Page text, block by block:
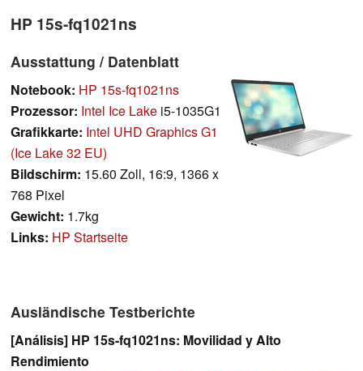
HP 15s-fq1021ns
Ausstattung / Datenblatt
Notebook: HP 15s-fq1021ns
Prozessor: Intel Ice Lake i5-1035G1
Grafikkarte: Intel UHD Graphics G1
(Ice Lake 32 EU)
Bildschirm: 15.60 Zoll, 16:9, 1366 x
768 Pixel
Gewicht: 1.7kg
Links: HP Startseite
Ausländische Testberichte
[Análisis] HP 15s-fq1021ns: Movilidad y Alto
Rendimiento